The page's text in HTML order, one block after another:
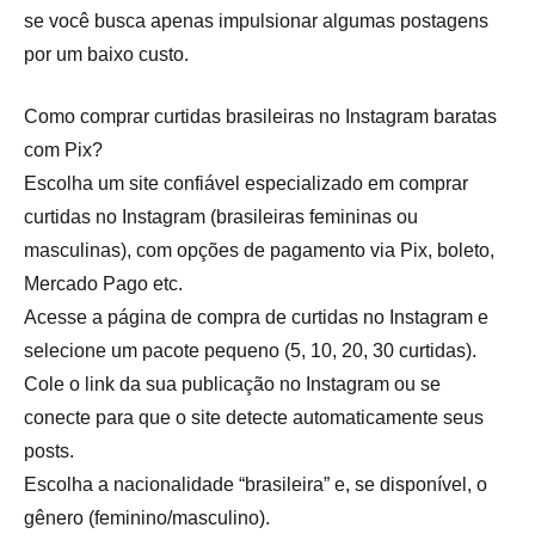
se você busca apenas impulsionar algumas postagens
por um baixo custo.
Como comprar curtidas brasileiras no Instagram baratas
com Pix?
Escolha um site confiável especializado em comprar
curtidas no Instagram (brasileiras femininas ou
masculinas), com opções de pagamento via Pix, boleto,
Mercado Pago etc.
Acesse a página de compra de curtidas no Instagram e
selecione um pacote pequeno (5, 10, 20, 30 curtidas).
Cole o link da sua publicação no Instagram ou se
conecte para que o site detecte automaticamente seus
posts.
Escolha a nacionalidade “brasileira” e, se disponível, o
gênero (feminino/masculino).